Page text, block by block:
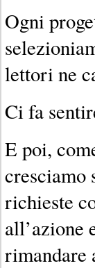
Ogni
lettori ne
Ci fa
E poi,
cresciamo
richieste
all’azione
rimandare